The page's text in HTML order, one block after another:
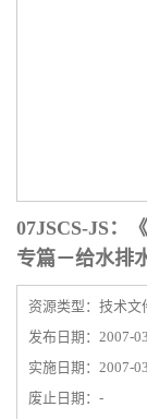
07JSCS-JS：
专篇－给水排
资源类型：技术文
发布日期：2007-
实施日期：2007-
废止日期：-